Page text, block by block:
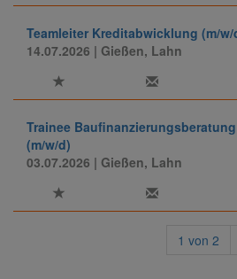
Teamleiter Kreditabwicklung (m/w/
14.07.2026 | Gießen, Lahn
Trainee
(m/w/d)
03.07.2026 | Gießen, Lahn
1 von 2